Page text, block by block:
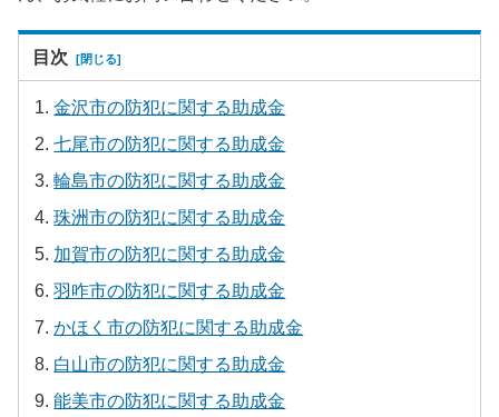
目次
金沢市の防犯に関する助成金
七尾市の防犯に関する助成金
輪島市の防犯に関する助成金
珠洲市の防犯に関する助成金
加賀市の防犯に関する助成金
羽咋市の防犯に関する助成金
かほく市の防犯に関する助成金
白山市の防犯に関する助成金
能美市の防犯に関する助成金